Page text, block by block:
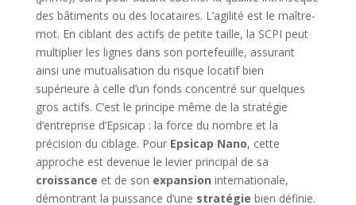
des bâtiments ou des locataires. L’agilité est le maître-
mot. En ciblant des actifs de petite taille, la SCPI peut
multiplier les lignes dans son portefeuille, assurant
ainsi une mutualisation du risque locatif bien
supérieure à celle d’un fonds concentré sur quelques
gros actifs. C’est le principe même de la stratégie
d’entreprise d’Epsicap : la force du nombre et la
précision du ciblage. Pour Epsicap Nano, cette
approche est devenue le levier principal de sa
croissance et de son expansion internationale,
démontrant la puissance d’une stratégie bien définie.